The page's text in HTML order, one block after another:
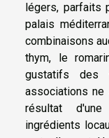
légers, parfaits
palais
combinaisons
thym, le
gustatifs des
associations
résultat d'une
ingrédients